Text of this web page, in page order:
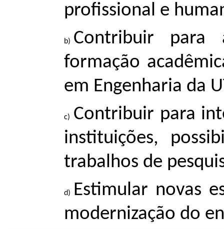
profissional e
Contribuir para
formação
em Engenharia da
Contribuir para
instituições,
trabalhos de
Estimular novas
modernização do